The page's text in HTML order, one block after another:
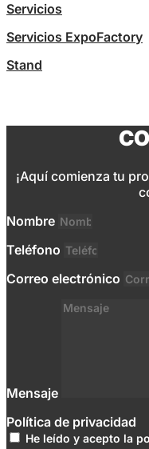
Servicios
Servicios ExpoFactory
Stand
¡Aquí comienza tu
Nombre
Teléfono
Correo electrónico
Mensaje
Política de privacidad
He leído y acepto la